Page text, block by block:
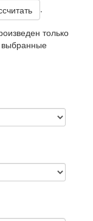
.
только
выбранные